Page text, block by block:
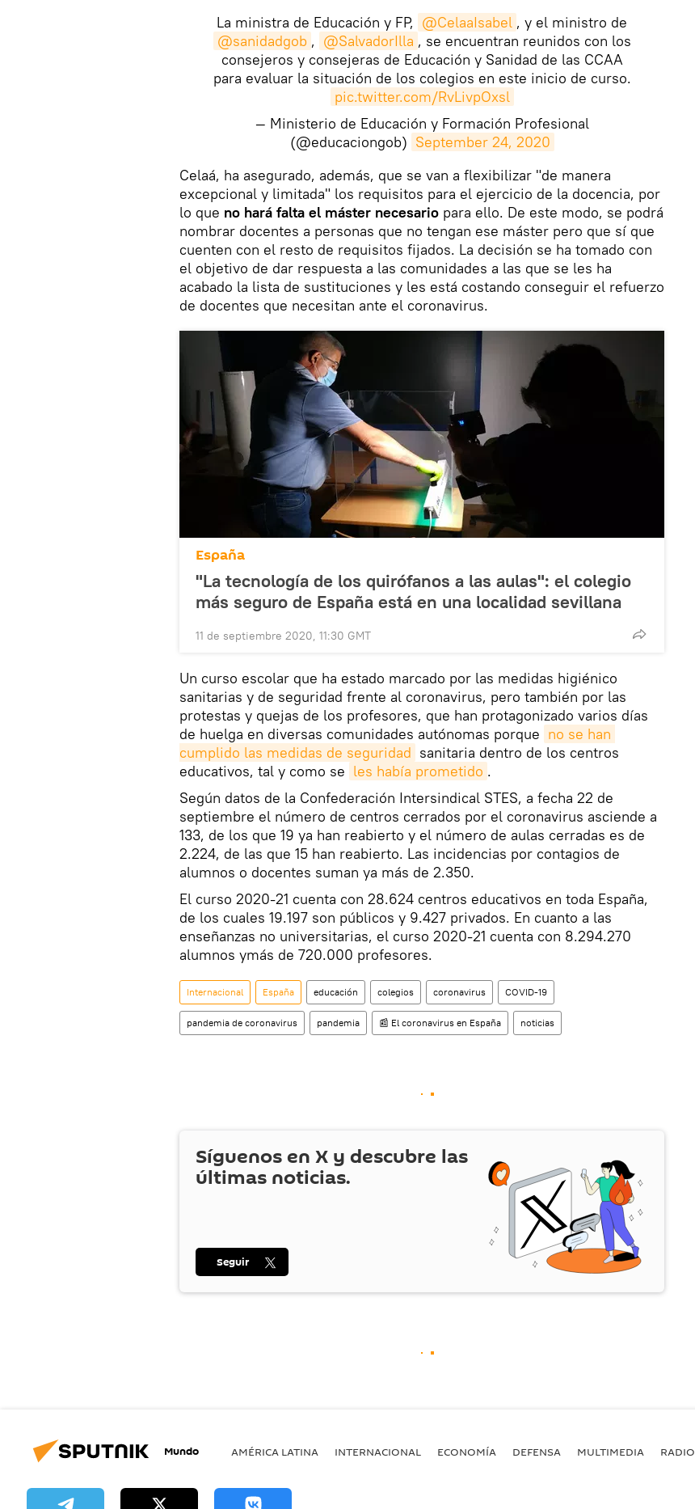
La ministra de Educación y FP, @CelaaIsabel , y el ministro de
@sanidadgob , @SalvadorIlla , se encuentran reunidos con los
consejeros y consejeras de Educación y Sanidad de las CCAA
para evaluar la situación de los colegios en este inicio de curso.
pic.twitter.com/RvLivpOxsl
— Ministerio de Educación y Formación Profesional
(@educaciongob) September 24, 2020
​Celaá, ha asegurado, además, que se van a flexibilizar "de manera
excepcional y limitada" los requisitos para el ejercicio de la docencia, por
lo que no hará falta el máster necesario para ello. De este modo, se podrá
nombrar docentes a personas que no tengan ese máster pero que sí que
cuenten con el resto de requisitos fijados. La decisión se ha tomado con
el objetivo de dar respuesta a las comunidades a las que se les ha
acabado la lista de sustituciones y les está costando conseguir el refuerzo
de docentes que necesitan ante el coronavirus.
España
"La tecnología de los quirófanos a las aulas": el colegio
más seguro de España está en una localidad sevillana
11 de septiembre 2020, 11:30 GMT
Un curso escolar que ha estado marcado por las medidas higiénico
sanitarias y de seguridad frente al coronavirus, pero también por las
protestas y quejas de los profesores, que han protagonizado varios días
de huelga en diversas comunidades autónomas porque no se han
cumplido las medidas de seguridad sanitaria dentro de los centros
educativos, tal y como se les había prometido .
Según datos de la Confederación Intersindical STES, a fecha 22 de
septiembre el número de centros cerrados por el coronavirus asciende a
133, de los que 19 ya han reabierto y el número de aulas cerradas es de
2.224, de las que 15 han reabierto. Las incidencias por contagios de
alumnos o docentes suman ya más de 2.350.
El curso 2020-21 cuenta con 28.624 centros educativos en toda España,
de los cuales 19.197 son públicos y 9.427 privados. En cuanto a las
enseñanzas no universitarias, el curso 2020-21 cuenta con 8.294.270
alumnos ymás de 720.000 profesores.
Internacional España educación colegios coronavirus COVID-19
pandemia de coronavirus pandemia 📰 El coronavirus en España noticias
Síguenos en X y descubre las
últimas noticias.
Seguir
Mundo AMÉRICA LATINA INTERNACIONAL ECONOMÍA DEFENSA MULTIMEDIA RADIO